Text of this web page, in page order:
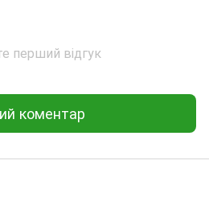
перший відгук
коментар